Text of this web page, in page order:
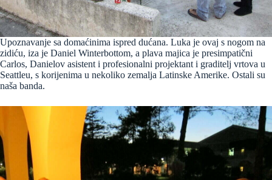
Upoznavanje sa domaćinima ispred dućana. Luka je ovaj s nogom na
zidiću, iza je Daniel Winterbottom, a plava majica je presimpatični
Carlos, Danielov asistent i profesionalni projektant i graditelj vrtova u
Seattleu, s korijenima u nekoliko zemalja Latinske Amerike. Ostali su
naša banda.